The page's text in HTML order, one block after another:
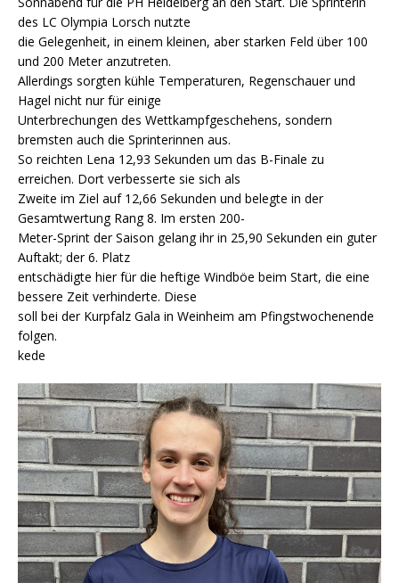
des LC Olympia Lorsch nutzte
die Gelegenheit, in einem kleinen, aber starken Feld über 100
und 200 Meter anzutreten.
Allerdings sorgten kühle Temperaturen, Regenschauer und
Hagel nicht nur für einige
Unterbrechungen des Wettkampfgeschehens, sondern
bremsten auch die Sprinterinnen aus.
So reichten Lena 12,93 Sekunden um das B-Finale zu
erreichen. Dort verbesserte sie sich als
Zweite im Ziel auf 12,66 Sekunden und belegte in der
Gesamtwertung Rang 8. Im ersten 200-
Meter-Sprint der Saison gelang ihr in 25,90 Sekunden ein guter
Auftakt; der 6. Platz
entschädigte hier für die heftige Windböe beim Start, die eine
bessere Zeit verhinderte. Diese
soll bei der Kurpfalz Gala in Weinheim am Pfingstwochenende
folgen.
kede